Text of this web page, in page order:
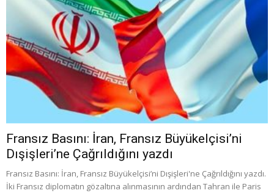
Fransız Basını: İran, Fransız Büyükelçisi’ni
Dışişleri’ne Çağrıldığını yazdı
Fransız Basını: İran, Fransız Büyükelçisi’ni Dışişleri'ne Çağrıldığını yazdı.
İki Fransız diplomatın gözaltına alınmasının ardından Tahran ile Paris